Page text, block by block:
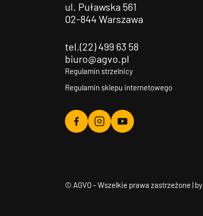
ul. Puławska 561
02-844 Warszawa
tel.(22) 499 63 58
biuro@agvo.pl
Regulamin strzelnicy
Regulamin sklepu internetowego
Agvo
Agvo
Agvo
© AGVO - Wszelkie prawa zastrzeżone | by